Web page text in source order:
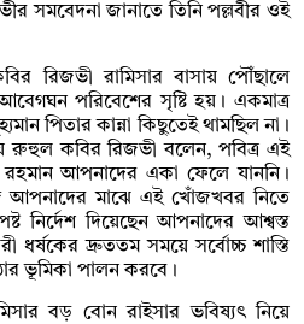
সমবেদনা জানাতে তিনি পল্লবীর ওই
রিজভী রামিসার বাসায় পৌঁছালে
পরিবেশের সৃষ্টি হয়। একমাত্র
পিতার কান্না কিছুতেই থামছিল না।
রুহুল কবির রিজভী বলেন, পবিত্র এই
রহমান আপনাদের একা ফেলে যাননি।
মাঝে এই খোঁজখবর নিতে
নির্দেশ দিয়েছেন আপনাদের আশ্বস্ত
ধর্ষকের দ্রুততম সময়ে সর্বোচ্চ শাস্তি
ভূমিকা পালন করবে।
বড় বোন রাইসার ভবিষ্যৎ নিয়ে